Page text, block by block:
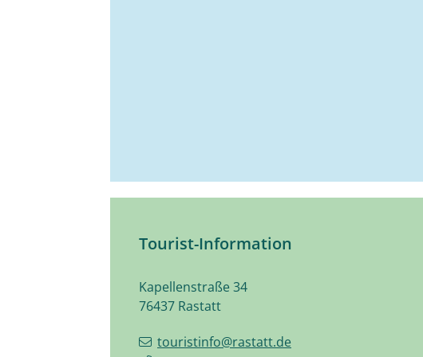
Tourist-Information
Kapellenstraße 34
76437 Rastatt
touristinfo@rastatt.de